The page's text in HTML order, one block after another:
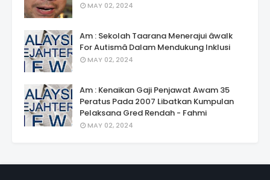
MAY 02, 2024
Am : Sekolah Taarana Menerajui âwalk
For Autismâ Dalam Mendukung Inklusi
MAY 02, 2024
Am : Kenaikan Gaji Penjawat Awam 35
Peratus Pada 2007 Libatkan Kumpulan
Pelaksana Gred Rendah - Fahmi
MAY 02, 2024